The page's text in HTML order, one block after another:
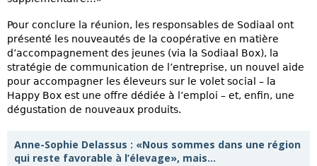
Pour conclure la réunion, les responsables de Sodiaal ont
présenté les nouveautés de la coopérative en matière
d’accompagnement des jeunes (via la Sodiaal Box), la
stratégie de communication de l’entreprise, un nouvel aide
pour accompagner les éleveurs sur le volet social – la
Happy Box est une offre dédiée à l’emploi – et, enfin, une
dégustation de nouveaux produits.
Anne-Sophie Delassus : «Nous sommes dans une région
qui reste favorable à l’élevage», mais…